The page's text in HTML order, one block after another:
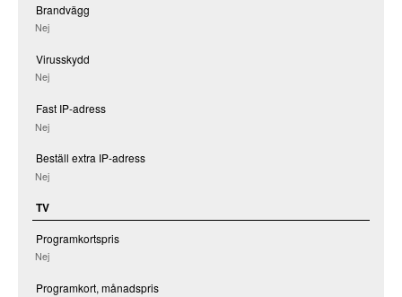
Brandvägg
Nej
Virusskydd
Nej
Fast IP-adress
Nej
Beställ extra IP-adress
Nej
TV
Programkortspris
Nej
Programkort, månadspris